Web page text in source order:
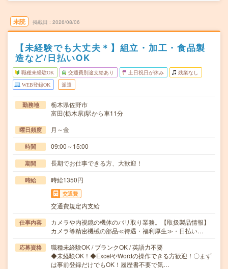
未読 掲載日 2026/08/06
【未経験でも大丈夫＊】組立・加工・食品製
造など/日払いOK
職種未経験OK 交通費別途支給あり 土日祝日が休み 残業なし
WEB登録OK 派遣
勤務地
栃木県佐野市
富田(栃木県)駅から車11分
曜日頻度 月～金
時間 09:00～15:00
期間 長期でお仕事できる方、大歓迎！
時給 時給1350円
交通費
交通費規定内支給
仕事内容
カメラや内視鏡の機体のバリ取り業務。【取扱製品情報】
カメラ等精密機械の部品≪待遇・福利厚生≫・日払い…
応募資格
職種未経験OK / ブランクOK / 英語力不要
◆未経験OK！◆ExcelやWordの操作できる方歓迎！〇まず
は事前登録だけでもOK！履歴書不要で気…